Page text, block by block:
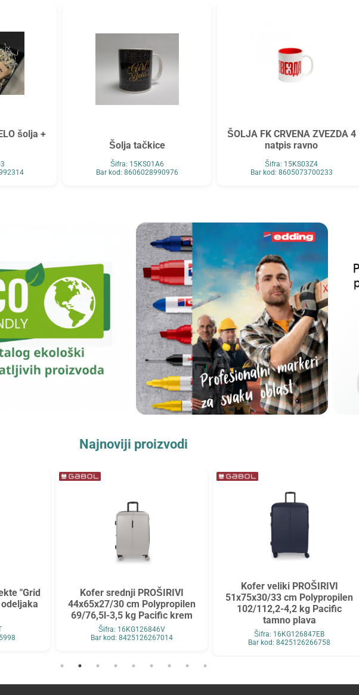
šolja +
Šolja tačkice
Šifra: 15KS01A6
Bar kod: 8606028990976
ŠOLJA FK CRVENA ZVEZDA 4
natpis ravno
Šifra: 15KS03Z4
Bar kod: 8605073700233
Najnoviji proizvodi
"Grid
Kofer srednji PROŠIRIVI
44x65x27/30 cm Polypropilen
69/76,5l-3,5 kg Pacific krem
Šifra: 16KG126846V
Bar kod: 8425126267014
Kofer veliki PROŠIRIVI
51x75x30/33 cm Polypropilen
102/112,2-4,2 kg Pacific
tamno plava
Šifra: 16KG126847EB
Bar kod: 8425126266758